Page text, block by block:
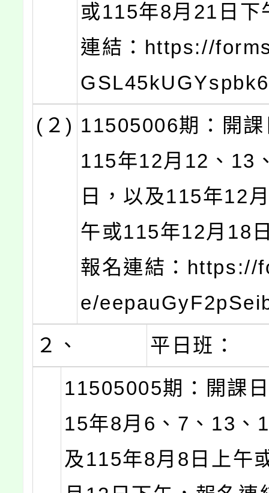
或115年8月21日下
連結：https://
(２) 11505006期：開
115年12月12、13
日，以及115年12
午或115年12月18
報名連結：https://
e/
２、
平日班：
11505005期：開課
15年8月6、7、13、
及115年8月8日上午